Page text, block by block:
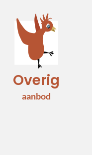
Overig
aanbod